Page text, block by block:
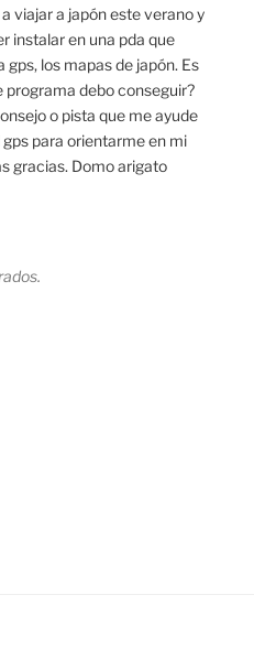
viajar a japón este verano y
instalar en una pda que
los mapas de japón. Es
programa debo conseguir?
o pista que me ayude
para orientarme en mi
gracias. Domo arigato